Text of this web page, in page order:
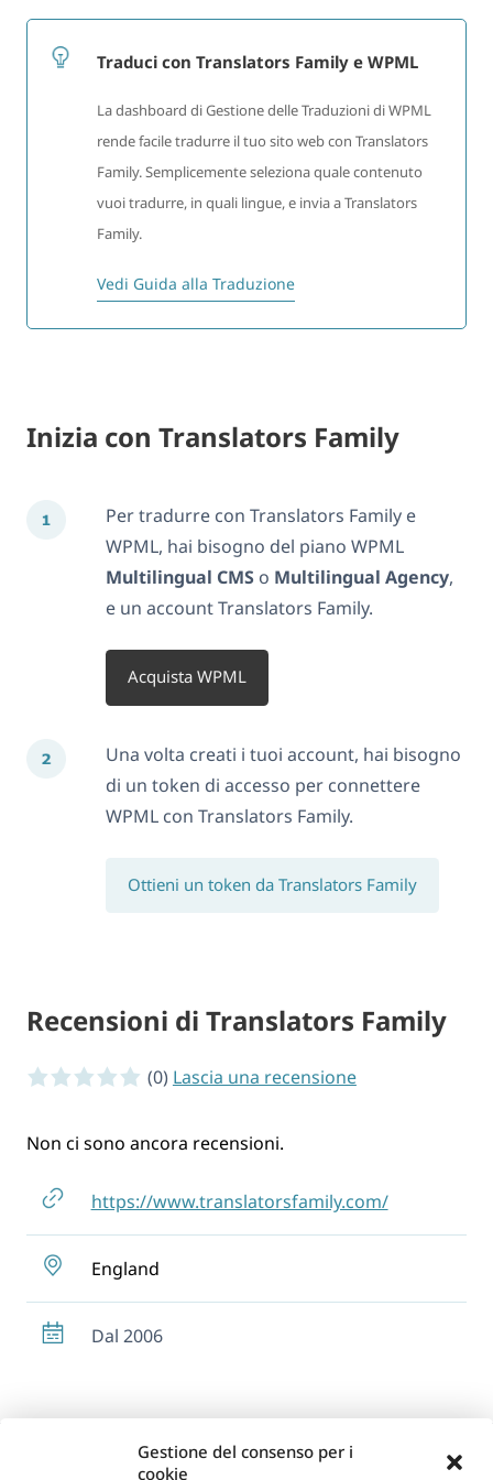
Gestione del consenso per i
cookie
Traduci con Translators Family e WPML
La dashboard di Gestione delle Traduzioni di WPML
rende facile tradurre il tuo sito web con Translators
Family. Semplicemente seleziona quale contenuto
vuoi tradurre, in quali lingue, e invia a Translators
Family.
Vedi Guida alla Traduzione
Inizia con Translators Family
Per tradurre con Translators Family e
WPML, hai bisogno del piano WPML
Multilingual CMS o Multilingual Agency,
e un account Translators Family.
Acquista WPML
Una volta creati i tuoi account, hai bisogno
di un token di accesso per connettere
WPML con Translators Family.
Ottieni un token da Translators Family
Recensioni di Translators Family
0 of 5 stars
(0) Lascia una recensione
Non ci sono ancora recensioni.
https://www.translatorsfamily.com/
England
Dal 2006